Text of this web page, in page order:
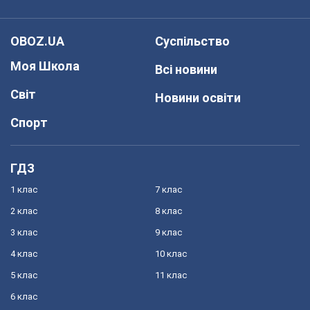
OBOZ.UA
Моя Школа
Світ
Спорт
Суспільство
Всі новини
Новини освіти
ГДЗ
1 клас
2 клас
3 клас
4 клас
5 клас
6 клас
7 клас
8 клас
9 клас
10 клас
11 клас